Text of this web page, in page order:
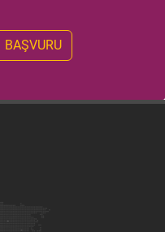
BAŞVURU